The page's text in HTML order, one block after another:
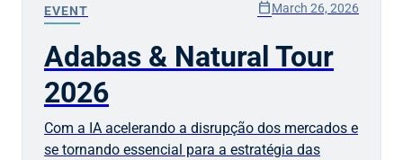
EVENT calendar_todayMarch 26, 2026
Adabas & Natural Tour
2026
Com a IA acelerando a disrupção dos mercados e
se tornando essencial para a estratégia das